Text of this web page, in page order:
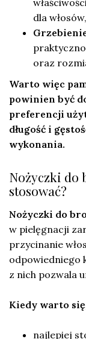
dla włosów,
oraz
Warto więc
powinien być
preferencji
długość i
wykonania.
Nożyczki do
stosować?
Nożyczki do
w pielęgnacji
przycinanie
odpowiedniego
z nich pozwala
Kiedy warto
najlepiej